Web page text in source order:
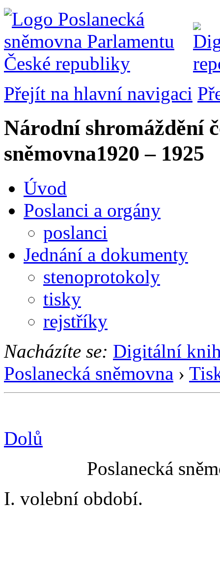
Přejít na hlavní navigaci
Národní shromáždění
sněmovna1920 – 1925
Úvod
Poslanci a orgány
poslanci
Jednání a dokumenty
stenoprotokoly
tisky
rejstříky
Nacházíte se: Digitální
Poslanecká sněmovna ›
Dolů
Poslanecká
I. volební období.